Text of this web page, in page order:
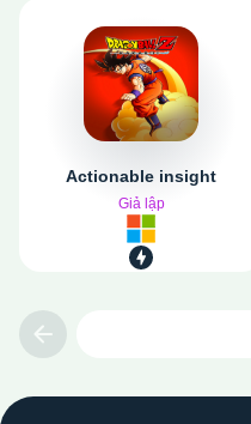
Actionable insight
Giả lập